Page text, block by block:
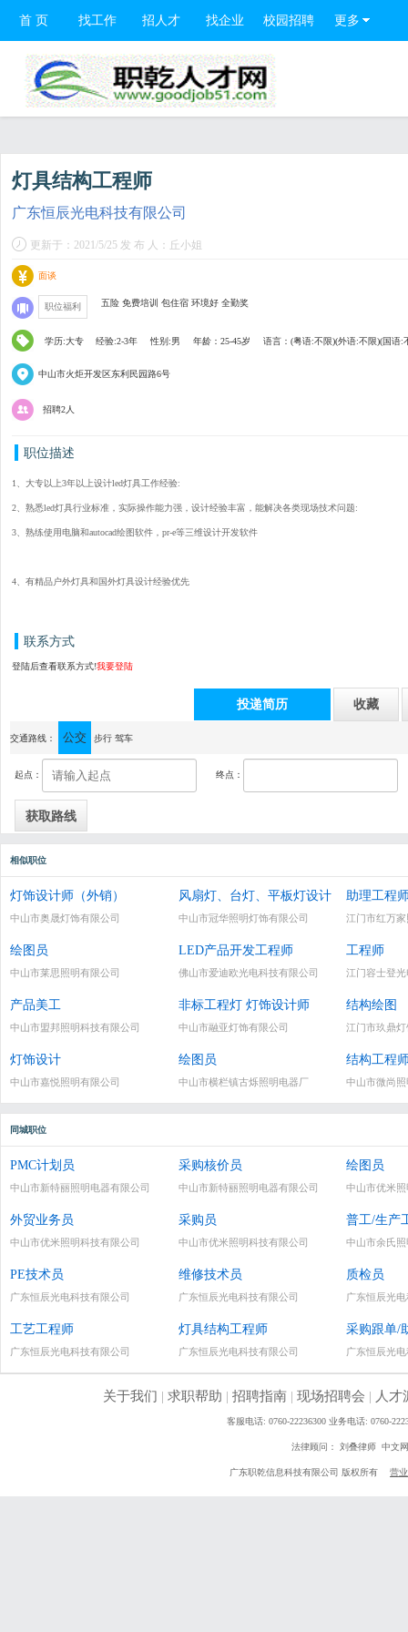
首 页 找工作 招人才 找企业 校园招聘 更多
灯具结构工程师
广东恒辰光电科技有限公司
更新于：2021/5/25 发 布 人：丘小姐
面谈
职位福利 五险 免费培训 包住宿 环境好 全勤奖
学历:大专 经验:2-3年 性别:男 年龄：25-45岁 语言：(粤语:不限)(外语:不限)(国语:
中山市火炬开发区东利民园路6号
招聘2人
职位描述
1、大专以上3年以上设计led灯具工作经验:
2、熟悉led灯具行业标准，实际操作能力强，设计经验丰富，能解决各类现场技术问题:
3、熟练使用电脑和autocad绘图软件，pr-e等三维设计开发软件
4、有精品户外灯具和国外灯具设计经验优先
联系方式
登陆后查看联系方式!我要登陆
投递简历 收藏
通讯地址：中山市火炬开发区东利民园路6号
交通路线： 公交 步行 驾车
起点： 终点：
相似职位
灯饰设计师（外销）
中山市奥晟灯饰有限公司
风扇灯、台灯、平板灯设计
中山市冠华照明灯饰有限公司
助理工程
江门市红万
绘图员
中山市莱思照明有限公司
LED产品开发工程师
佛山市爱迪欧光电科技有限公司
工程师
江门容士登
产品美工
中山市盟邦照明科技有限公司
非标工程灯 灯饰设计师
中山市融亚灯饰有限公司
结构绘图
江门市玖鼎
灯饰设计
中山市嘉悦照明有限公司
绘图员
中山市横栏镇古烁照明电器厂
结构工程
中山市微尚
同城职位
PMC计划员
中山市新特丽照明电器有限公司
采购核价员
中山市新特丽照明电器有限公司
绘图员
中山市优米
外贸业务员
中山市优米照明科技有限公司
采购员
中山市优米照明科技有限公司
普工/生产
中山市余氏
PE技术员
广东恒辰光电科技有限公司
维修技术员
广东恒辰光电科技有限公司
质检员
广东恒辰光
工艺工程师
广东恒辰光电科技有限公司
灯具结构工程师
广东恒辰光电科技有限公司
采购跟单/
广东恒辰光
关于我们 | 求职帮助 | 招聘指南| 现场招聘会 | 人才
客服电话: 0760-22236300 业务电话: 0760-
法律顾问： 刘叠律师 中文
广东职乾信息科技有限公司 版权所有 营